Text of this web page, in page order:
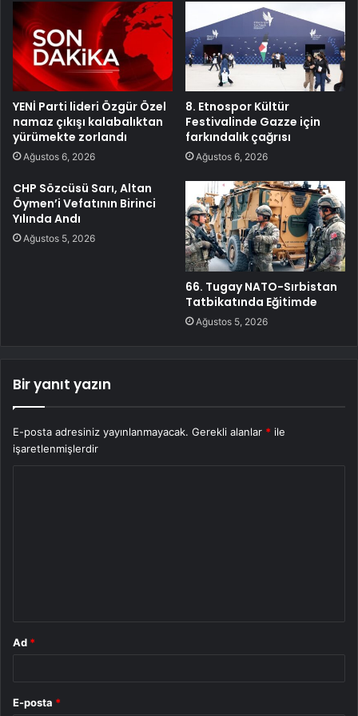
YENİ Parti lideri Özgür Özel
namaz çıkışı kalabalıktan
yürümekte zorlandı
Ağustos 6, 2026
8. Etnospor Kültür
Festivalinde Gazze için
farkındalık çağrısı
Ağustos 6, 2026
CHP Sözcüsü Sarı, Altan
Öymen’i Vefatının Birinci
Yılında Andı
Ağustos 5, 2026
66. Tugay NATO-Sırbistan
Tatbikatında Eğitimde
Ağustos 5, 2026
Bir yanıt yazın
E-posta adresiniz yayınlanmayacak. Gerekli alanlar * ile
işaretlenmişlerdir
Ad *
E-posta *